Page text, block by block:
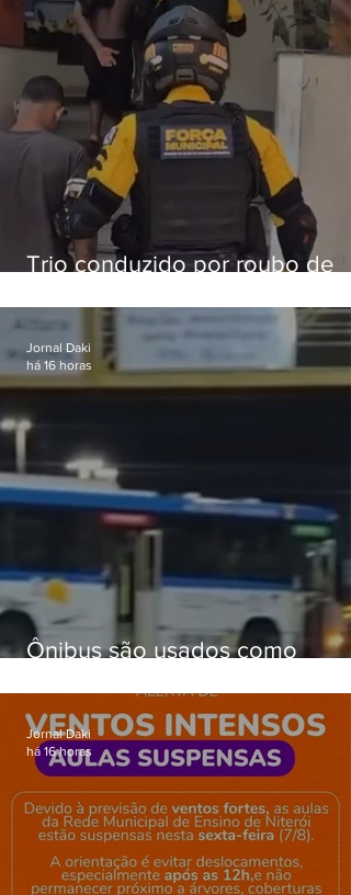
Trio conduzido por roubo de
passagens
Ônibus são usados como
Gardênia Azul
Jornal Daki
há 16 horas
Jornal Daki
há 16 horas